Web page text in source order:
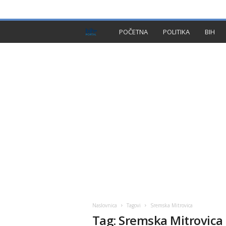
POČETNA POLITIKA BIH
Naslovnica Tagovi Sremska Mitrovica
Tag: Sremska Mitrovica